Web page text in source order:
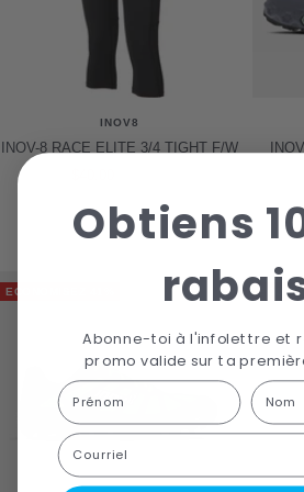
INOV8
INOV-8 RACE ELITE 3/4 TIGHT F/W
vente
1 couleur disponible
ECONOMISEZ 41%
Obtiens
Abonne-toi à l'infolettre et
promo valide sur ta
First Name Last
Courriel